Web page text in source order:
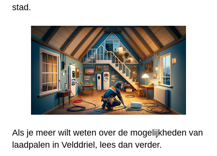
stad.
Als je meer wilt weten over de mogelijkheden van
laadpalen in Velddriel, lees dan verder.